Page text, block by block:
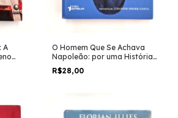
A
O Homem Que Se Achava
Napoleão: por uma História
Política da Loucura - Laure
Murat
R$28,00